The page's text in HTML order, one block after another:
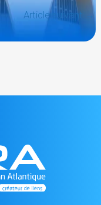
Article suivant →